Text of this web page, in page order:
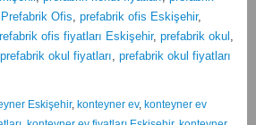
Prefabrik Ofis, prefabrik ofis Eskişehir,
ofis fiyatları Eskişehir, prefabrik okul ,
prefabrik okul fiyatları, prefabrik okul fiyatları
Eskişehir, konteyner ev, konteyner ev